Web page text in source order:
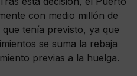
con medio millón de
tenía previsto, ya que
se suma la rebaja
previas a la huelga.